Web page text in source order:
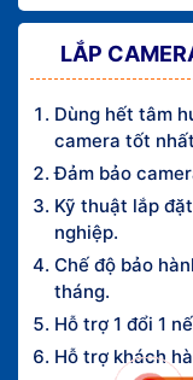
LẮP
Dùng hết tâm
camera tốt
Đảm bảo
Kỹ thuật lắp
nghiệp.
Chế độ bảo
tháng.
Hỗ trợ 1 đổi 1
Hỗ trợ khách